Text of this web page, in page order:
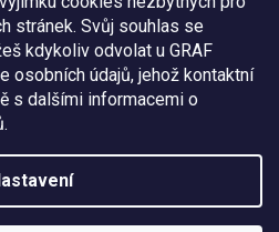
stránek. Svůj souhlas se
kdykoliv odvolat u GRAF
osobních údajů, jehož kontaktní
s dalšími informacemi o